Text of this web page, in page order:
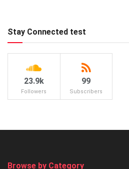
Stay Connected test
23.9k
Followers
99
Subscribers
Browse by Category